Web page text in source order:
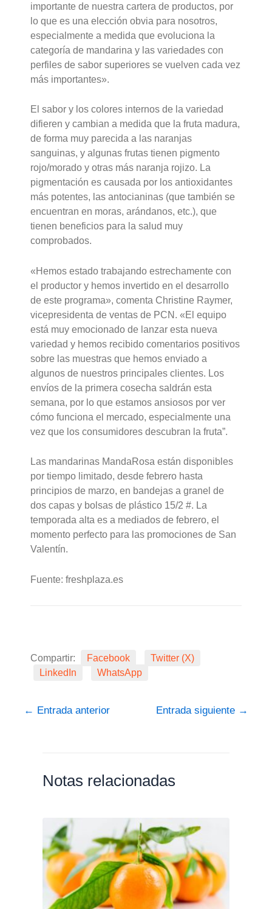
importante de nuestra cartera de productos, por
lo que es una elección obvia para nosotros,
especialmente a medida que evoluciona la
categoría de mandarina y las variedades con
perfiles de sabor superiores se vuelven cada vez
más importantes».
El sabor y los colores internos de la variedad
difieren y cambian a medida que la fruta madura,
de forma muy parecida a las naranjas
sanguinas, y algunas frutas tienen pigmento
rojo/morado y otras más naranja rojizo. La
pigmentación es causada por los antioxidantes
más potentes, las antocianinas (que también se
encuentran en moras, arándanos, etc.), que
tienen beneficios para la salud muy
comprobados.
«Hemos estado trabajando estrechamente con
el productor y hemos invertido en el desarrollo
de este programa», comenta Christine Raymer,
vicepresidenta de ventas de PCN. «El equipo
está muy emocionado de lanzar esta nueva
variedad y hemos recibido comentarios positivos
sobre las muestras que hemos enviado a
algunos de nuestros principales clientes. Los
envíos de la primera cosecha saldrán esta
semana, por lo que estamos ansiosos por ver
cómo funciona el mercado, especialmente una
vez que los consumidores descubran la fruta”.
Las mandarinas MandaRosa están disponibles
por tiempo limitado, desde febrero hasta
principios de marzo, en bandejas a granel de
dos capas y bolsas de plástico 15/2 #. La
temporada alta es a mediados de febrero, el
momento perfecto para las promociones de San
Valentín.
Fuente: freshplaza.es
Compartir: Facebook
Twitter (X)
LinkedIn
WhatsApp
← Entrada anterior Entrada siguiente →
Notas relacionadas